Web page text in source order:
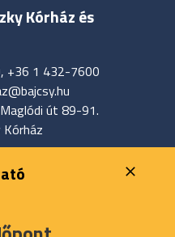
Kórház és
+36 1 432-7600
út 89-91.
Kórház